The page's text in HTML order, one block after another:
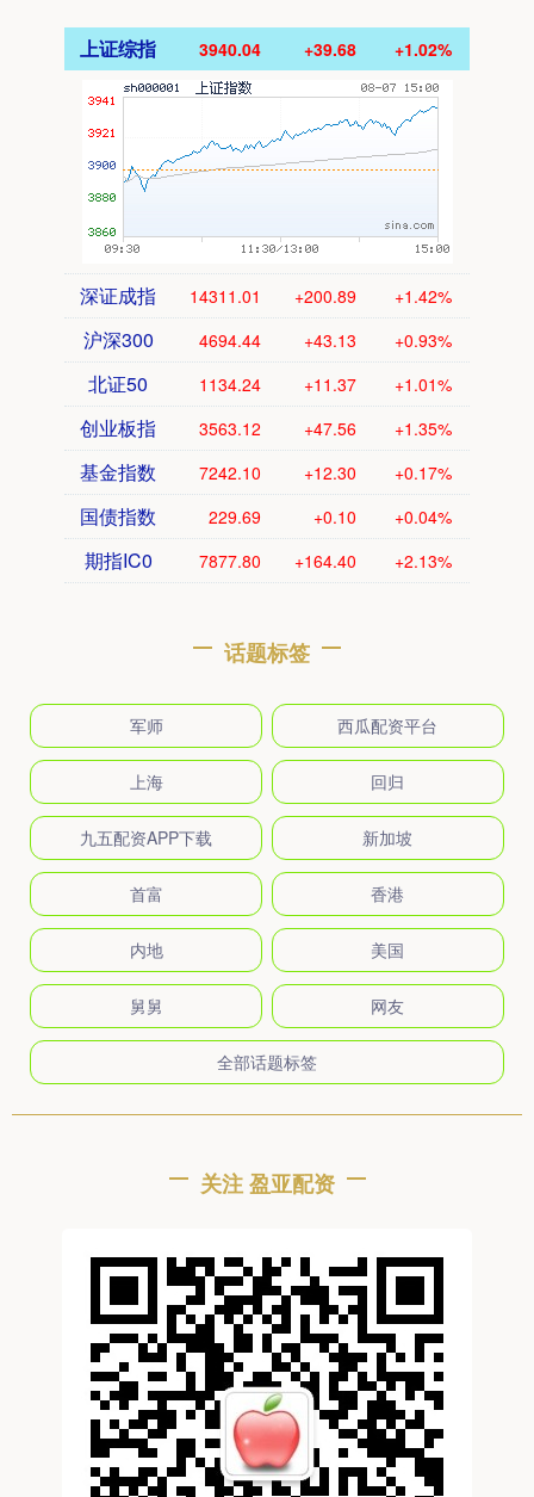
上证综指 3940.04 +39.68 +1.02%
深证成指 14311.01 +200.89 +1.42%
沪深300 4694.44 +43.13 +0.93%
北证50 1134.24 +11.37 +1.01%
创业板指 3563.12 +47.56 +1.35%
基金指数 7242.10 +12.30 +0.17%
国债指数 229.69 +0.10 +0.04%
期指IC0 7877.80 +164.40 +2.13%
话题标签
军师 西瓜配资平台
上海 回归
九五配资APP下载 新加坡
首富 香港
内地 美国
舅舅 网友
全部话题标签
关注 盈亚配资